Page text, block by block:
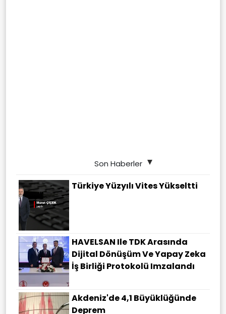
Son Haberler
Türkiye Yüzyılı Vites Yükseltti
HAVELSAN Ile TDK Arasında
Dijital Dönüşüm Ve Yapay Zeka
İş Birliği Protokolü Imzalandı
Akdeniz'de 4,1 Büyüklüğünde
Deprem